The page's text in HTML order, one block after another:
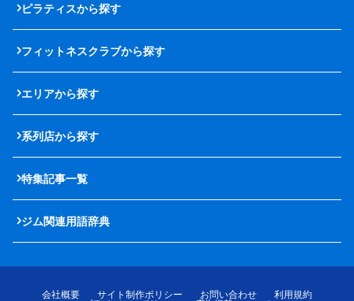
ピラティスから探す
フィットネスクラブから探す
エリアから探す
系列店から探す
特集記事一覧
ジム関連用語辞典
会社概要 サイト制作ポリシー お問い合わせ
利用規約